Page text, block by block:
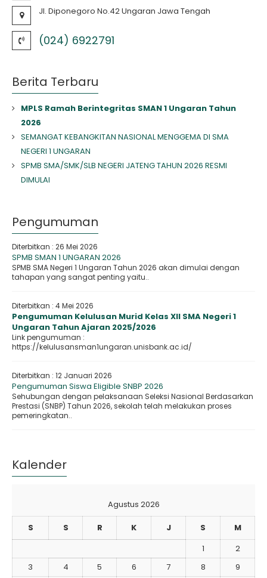
Jl. Diponegoro No.42 Ungaran Jawa Tengah
(024) 6922791
Berita Terbaru
MPLS Ramah Berintegritas SMAN 1 Ungaran Tahun
2026
SEMANGAT KEBANGKITAN NASIONAL MENGGEMA DI SMA
NEGERI 1 UNGARAN
SPMB SMA/SMK/SLB NEGERI JATENG TAHUN 2026 RESMI
DIMULAI
Pengumuman
Diterbitkan : 26 Mei 2026
SPMB SMAN 1 UNGARAN 2026
SPMB SMA Negeri 1 Ungaran Tahun 2026 akan dimulai dengan
tahapan yang sangat penting yaitu..
Diterbitkan : 4 Mei 2026
Pengumuman Kelulusan Murid Kelas XII SMA Negeri 1
Ungaran Tahun Ajaran 2025/2026
Link pengumuman :
https://kelulusansman1ungaran.unisbank.ac.id/
Diterbitkan : 12 Januari 2026
Pengumuman Siswa Eligible SNBP 2026
Sehubungan dengan pelaksanaan Seleksi Nasional Berdasarkan
Prestasi (SNBP) Tahun 2026, sekolah telah melakukan proses
pemeringkatan..
Kalender
Agustus 2026
S S R K J S
M
1
2
3
4 5 6 7 8 9